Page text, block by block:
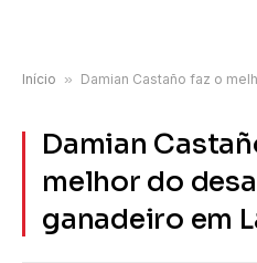
Início » Damian Castaño faz o melhor
Damian
melhor do
ganadeiro em